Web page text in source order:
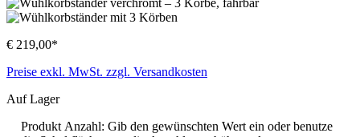
€ 219,00*
Preise exkl. MwSt. zzgl. Versandkosten
Auf Lager
Produkt Anzahl: Gib den gewünschten Wert ein oder benutze